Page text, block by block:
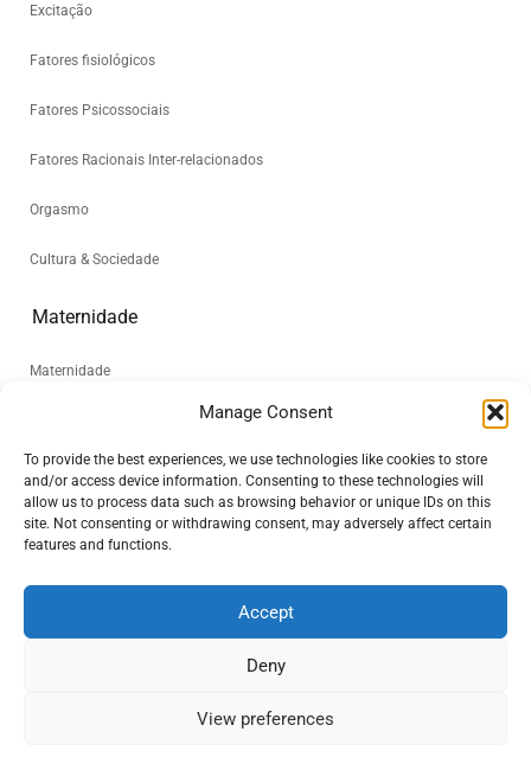
Manage Consent
To provide the best experiences, we use technologies like cookies to store
and/or access device information. Consenting to these technologies will
allow us to process data such as browsing behavior or unique IDs on this
site. Not consenting or withdrawing consent, may adversely affect certain
features and functions.
Accept
Deny
View preferences
Excitação
Fatores fisiológicos
Fatores Psicossociais
Fatores Racionais Inter-relacionados
Orgasmo
Cultura & Sociedade
Maternidade
Maternidade
Quem somos
A Historia “World Beyond Maya”